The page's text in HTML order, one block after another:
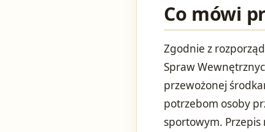
Co mówi
Zgodnie z
Spraw
przewożonej
potrzebom osoby
sportowym. Przepis